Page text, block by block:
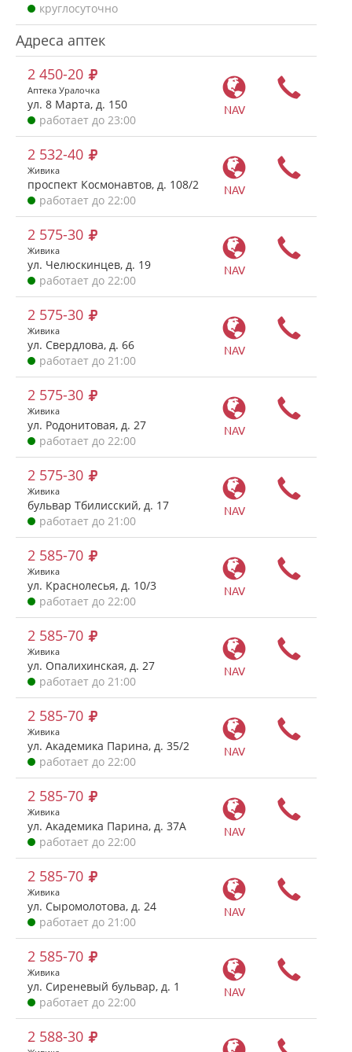
круглосуточно
Адреса аптек
NAV
2 450-20
Аптека Уралочка
ул. 8 Марта, д. 150
работает до 23:00
NAV
2 532-40
Живика
проспект Космонавтов, д. 108/2
работает до 22:00
NAV
2 575-30
Живика
ул. Челюскинцев, д. 19
работает до 22:00
NAV
2 575-30
Живика
ул. Свердлова, д. 66
работает до 21:00
NAV
2 575-30
Живика
ул. Родонитовая, д. 27
работает до 22:00
NAV
2 575-30
Живика
бульвар Тбилисский, д. 17
работает до 21:00
NAV
2 585-70
Живика
ул. Краснолесья, д. 10/3
работает до 22:00
NAV
2 585-70
Живика
ул. Опалихинская, д. 27
работает до 21:00
NAV
2 585-70
Живика
ул. Академика Парина, д. 35/2
работает до 22:00
NAV
2 585-70
Живика
ул. Академика Парина, д. 37А
работает до 22:00
NAV
2 585-70
Живика
ул. Сыромолотова, д. 24
работает до 21:00
NAV
2 585-70
Живика
ул. Сиреневый бульвар, д. 1
работает до 22:00
2 588-30